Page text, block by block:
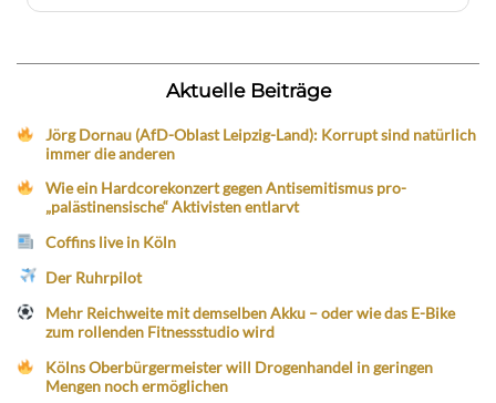
Aktuelle Beiträge
Jörg Dornau (AfD-Oblast Leipzig-Land): Korrupt sind natürlich
immer die anderen
Wie ein Hardcorekonzert gegen Antisemitismus pro-
„palästinensische“ Aktivisten entlarvt
Coffins live in Köln
Der Ruhrpilot
Mehr Reichweite mit demselben Akku – oder wie das E-Bike
zum rollenden Fitnessstudio wird
Kölns Oberbürgermeister will Drogenhandel in geringen
Mengen noch ermöglichen